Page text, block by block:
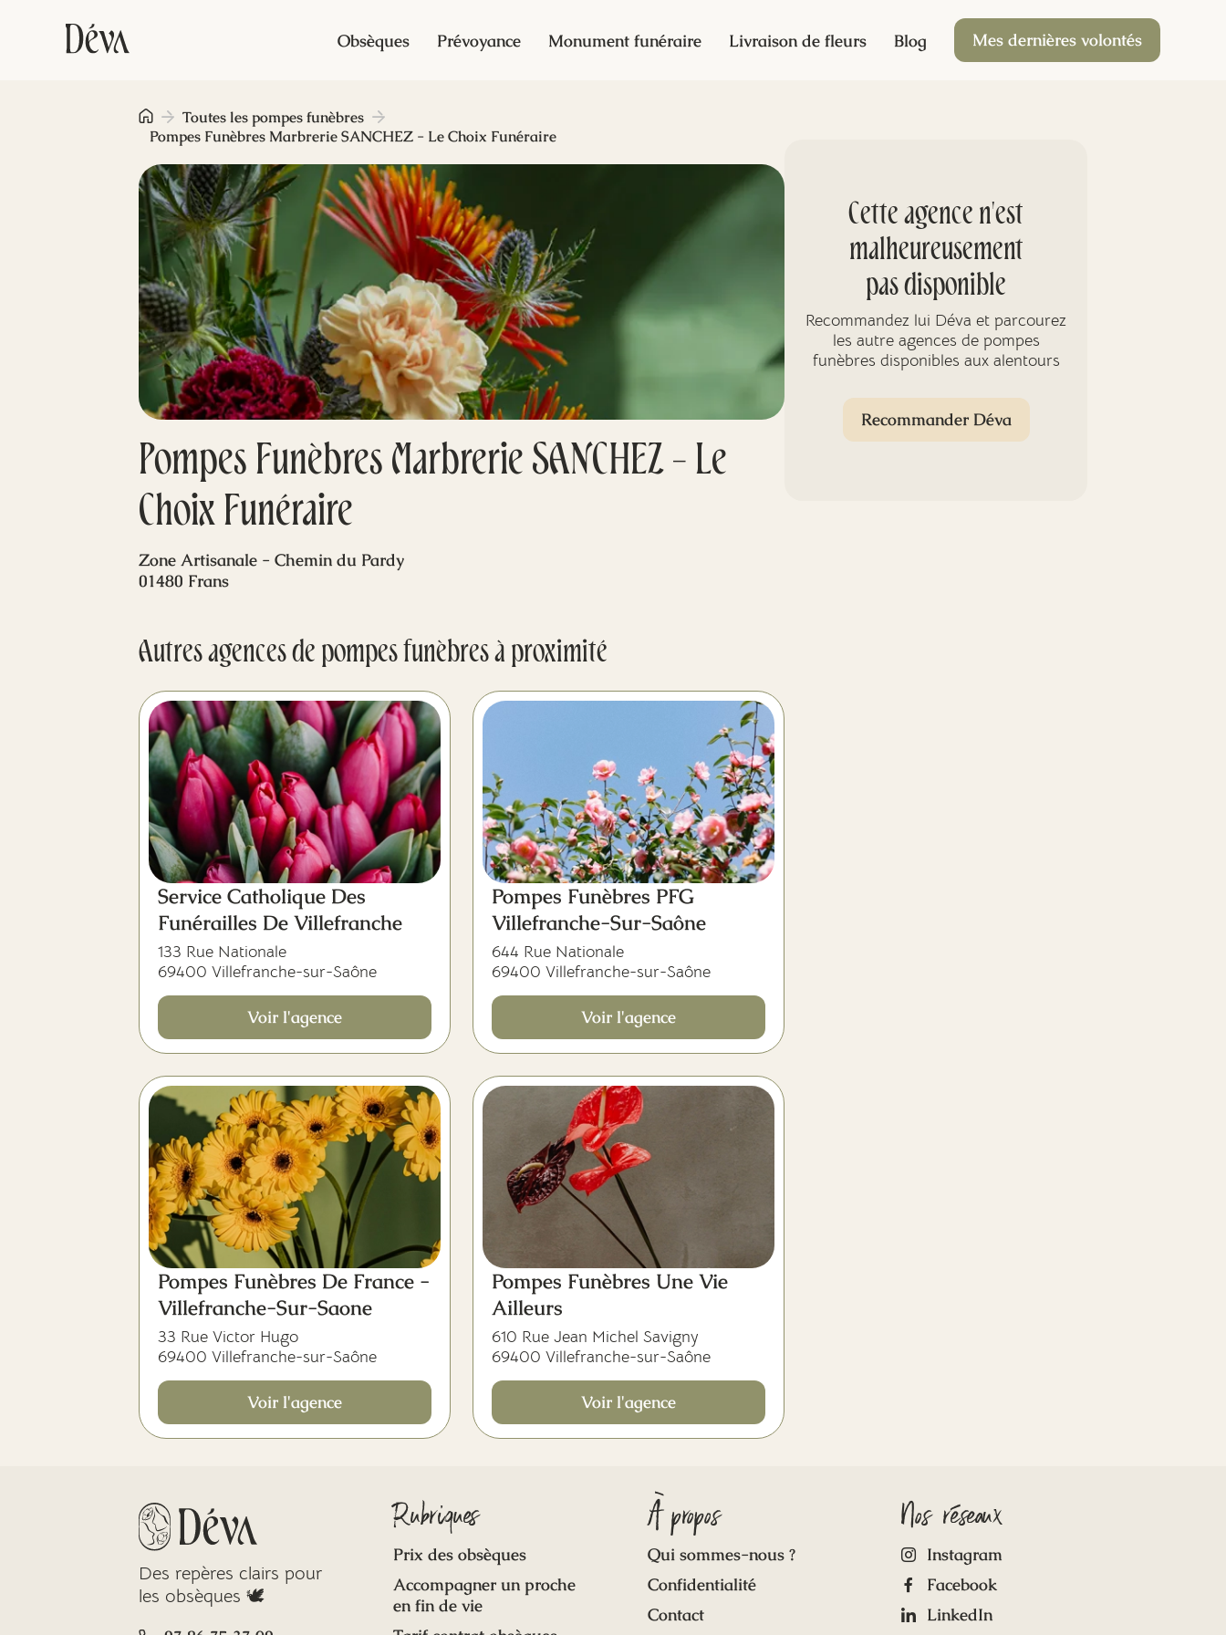
Obsèques Prévoyance Monument funéraire Livraison de fleurs Blog Mes dernières volontés
Pompes Funèbres Marbrerie SANCHEZ - Le
Choix Funéraire
Toutes les pompes funèbres
Pompes Funèbres Marbrerie SANCHEZ - Le Choix Funéraire
Zone Artisanale - Chemin du Pardy
01480 Frans
Autres agences de pompes funèbres à proximité
Service Catholique Des
Funérailles De Villefranche
133 Rue Nationale
69400 Villefranche-sur-Saône
Voir l'agence
Pompes Funèbres PFG
Villefranche-Sur-Saône
644 Rue Nationale
69400 Villefranche-sur-Saône
Voir l'agence
Pompes Funèbres De France -
Villefranche-Sur-Saone
33 Rue Victor Hugo
69400 Villefranche-sur-Saône
Voir l'agence
Pompes Funèbres Une Vie
Ailleurs
610 Rue Jean Michel Savigny
69400 Villefranche-sur-Saône
Voir l'agence
Cette agence n'est
malheureusement
pas disponible
Recommandez lui Déva et parcourez
les autre agences de pompes
funèbres disponibles aux alentours
Recommander Déva
Des repères clairs pour
les obsèques 🕊️
Rubriques
Prix des obsèques
Accompagner un proche
en fin de vie
À propos
Qui sommes-nous ?
Confidentialité
Contact
Nos réseaux
Instagram
Facebook
LinkedIn